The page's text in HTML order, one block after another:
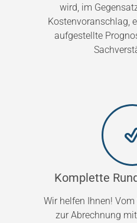
wird, im
Kostenvoranschlag,
aufgestellte
Komplette
Wir helfen Ihnen!
zur Abrechnung